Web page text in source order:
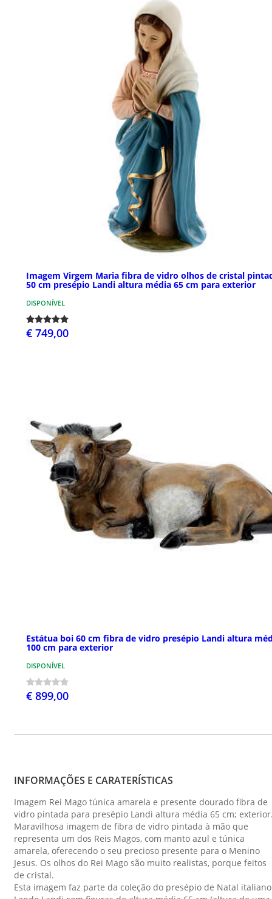
Imagem Virgem Maria fibra de vidro olhos de cristal
50 cm presépio Landi altura média 65 cm para exterior
DISPONÍVEL
€ 749,00
Estátua boi 60 cm fibra de vidro presépio Landi altura
100 cm para exterior
DISPONÍVEL
€ 899,00
INFORMAÇÕES E CARATERÍSTICAS
Imagem Rei Mago túnica amarela e presente dourado fibra de
vidro pintada para presépio Landi altura média 65 cm;
Maravilhosa imagem de fibra de vidro pintada à mão que
representa um dos Reis Magos, com manto azul e túnica
amarela, oferecendo o seu precioso presente para o Menino
Jesus. Os olhos do Rei Mago são muito realistas, porque feitos
de cristal.
Esta imagem faz parte da coleção do presépio de Natal italiano